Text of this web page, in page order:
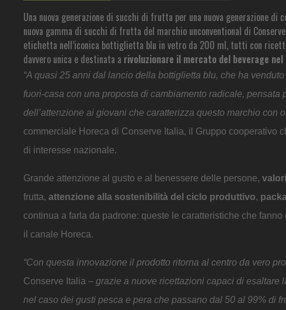
Una nuova generazione di succhi di frutta per una nuova generazione di
nuova gamma di succhi di frutta del marchio unconventional di
etichetta nell’iconica bottiglietta blu in vetro da 200 ml, tutti con
davvero unica e destinata a rivoluzionare il mercato del beverage nel
“A quasi 25 anni dal lancio della bottiglietta blu, che ha
fuori-casa con una proposta di cambiamento radicale,
dell’attenzione ai giovani che caratterizza questo marchio con
commerciale Horeca di Conserve Italia, il Gruppo cooperativo
di interesse nazionale.
Grande attenzione al gusto e al benessere delle persone,
frutta, attenzione alla sostenibilità del ciclo produttivo,
continua a farla da padrone: queste le caratteristiche che
il canale Horeca.
“Con questa innovazione il prodotto ritorna al centro da vero
Conserve Italia – grazie a nuove ricettazioni capaci di esaltare
nel caso dei gusti pesca e pera che passano dal 50 al 99% di